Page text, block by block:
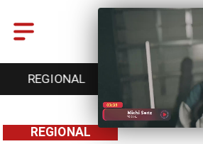
REGIONAL ENTRETENCIÓN
REGIONAL